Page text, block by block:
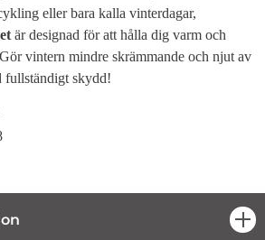
eller bara kalla vinterdagar,
är designad för att hålla dig varm och
vintern mindre skrämmande och njut av
fullständigt skydd!